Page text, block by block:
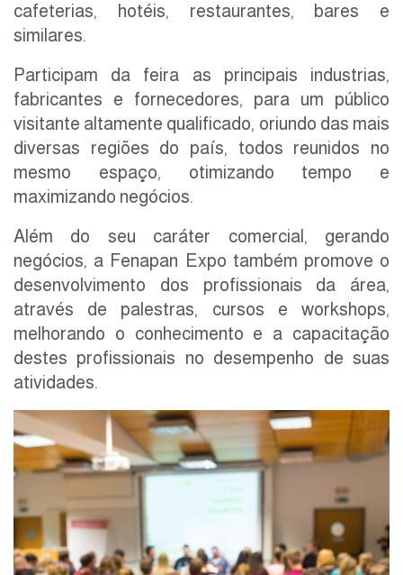
cafeterias, hotéis, restaurantes, bares e
similares.
Participam da feira as principais industrias,
fabricantes e fornecedores, para um público
visitante altamente qualificado, oriundo das mais
diversas regiões do país, todos reunidos no
mesmo espaço, otimizando tempo e
maximizando negócios.
Além do seu caráter comercial, gerando
negócios, a Fenapan Expo também promove o
desenvolvimento dos profissionais da área,
através de palestras, cursos e workshops,
melhorando o conhecimento e a capacitação
destes profissionais no desempenho de suas
atividades.